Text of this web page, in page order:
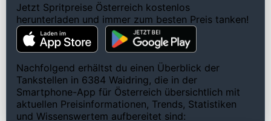
Jetzt Spritpreise Österreich kostenlos
herunterladen und immer zum besten Preis tanken!
Nachfolgend erhältst du einen Überblick der
Tankstellen in 6384 Waidring, die in der
Smartphone-App für Österreich übersichtlich mit
aktuellen Preisinformationen, Trends, Statistiken
und Wissenswertem aufbereitet sind: